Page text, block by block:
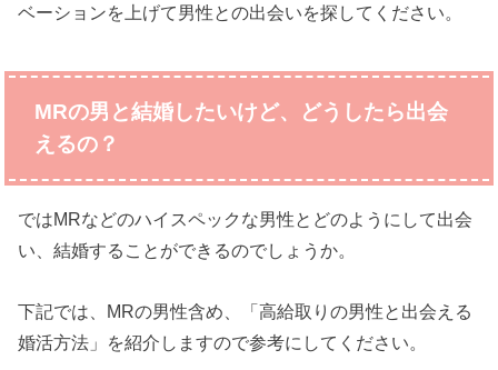
ベーションを上げて男性との出会いを探してください。
MRの男と結婚したいけど、どうしたら出会
えるの？
ではMRなどのハイスペックな男性とどのようにして出会
い、結婚することができるのでしょうか。
下記では、MRの男性含め、「高給取りの男性と出会える
婚活方法」を紹介しますので参考にしてください。